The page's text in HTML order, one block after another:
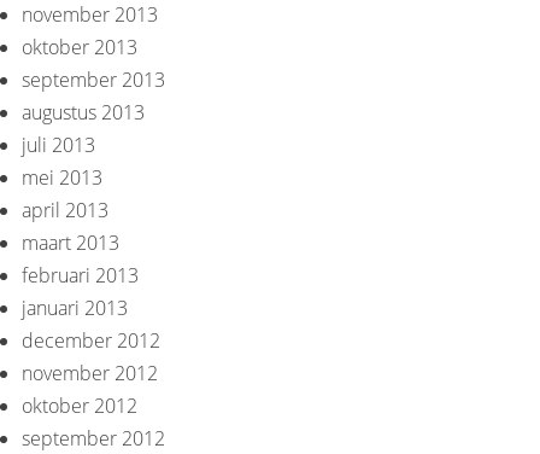
november 2013
oktober 2013
september 2013
augustus 2013
juli 2013
mei 2013
april 2013
maart 2013
februari 2013
januari 2013
december 2012
november 2012
oktober 2012
september 2012